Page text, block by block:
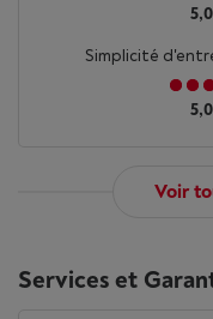
5,0
Simplicité
5,0
Voir
Services et